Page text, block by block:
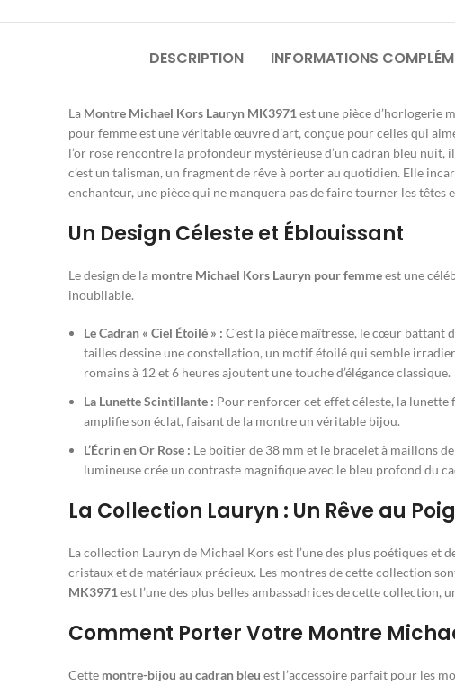
DESCRIPTION INFORMATIONS
La Montre Michael Kors Lauryn MK3971est une pièce d’horlogerie
pour femme est une véritable œuvre d’art, conçue pour celles qui
l’or rose rencontre la profondeur mystérieuse d’un cadran bleu
c’est un talisman, un fragment de rêve à porter au quotidien. Elle
enchanteur, une pièce qui ne manquera pas de faire tourner les têtes
Un Design Céleste et Éblouissant
Le design de la montre Michael Kors Lauryn pour femmeest une
inoubliable.
Le Cadran « Ciel Étoilé » : C’est la pièce maîtresse, le cœur battant
tailles dessine une constellation, un motif étoilé qui semble
romains à 12 et 6 heures ajoutent une touche d’élégance classique.
La Lunette Scintillante : Pour renforcer cet effet céleste, la lunette
amplifie son éclat, faisant de la montre un véritable bijou.
L’Écrin en Or Rose : Le boîtier de 38 mm et le bracelet à maillons
lumineuse crée un contraste magnifique avec le bleu profond du
La Collection Lauryn : Un Rêve au
La collection Lauryn de Michael Kors est l’une des plus poétiques et
cristaux et de matériaux précieux. Les montres de cette collection
MK3971est l’une des plus belles ambassadrices de cette collection,
Comment Porter Votre Montre
Cette montre-bijou au cadran bleu est l’accessoire parfait pour les